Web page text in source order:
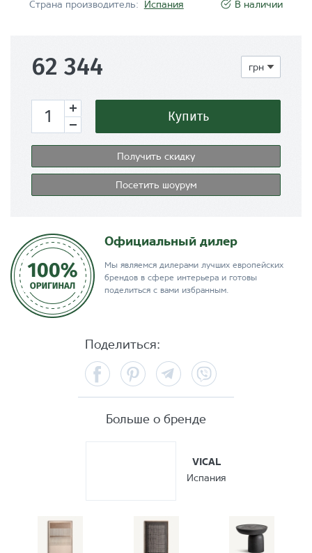
Страна производитель: Испания В наличии
62 344
Купить
Получить скидку
Посетить шоурум
Официальный дилер
Мы являемся дилерами лучших европейских
брендов в сфере интерьера и готовы
поделиться с вами избранным.
Поделиться:
FacebookPinterest Telegram
Больше о бренде
VICAL
Испания